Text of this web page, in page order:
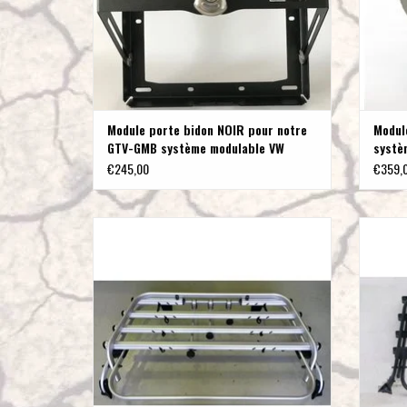
Module porte bidon NOIR pour notre
GTV-GMB système modulable VW
T5/T6
€245,00
pour